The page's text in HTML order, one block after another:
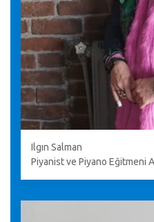
Ilgın Salman
Piyanist ve Piyano Eğitmeni